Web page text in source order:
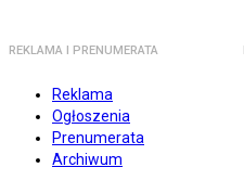
REKLAMA I PRENUMERATA
Reklama
Ogłoszenia
Prenumerata
Archiwum